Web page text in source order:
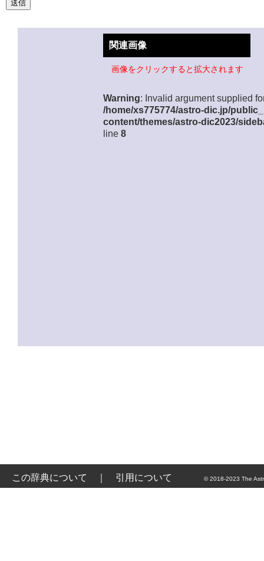
関連画像
画像をクリックすると拡大されます
Warning: Invalid argument supplied
/home/xs775774/astro-dic.jp/
content/themes/astro-dic2023/
line 8
この辞典について 引用について © 2018-2023 The